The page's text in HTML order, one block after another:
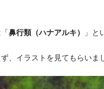
鼻行類（ハナアルキ） 」と
ず、イラストを見てもらいま